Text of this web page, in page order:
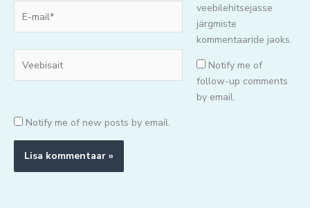
mail*
veebilehitsejasse
järgmiste
kommentaaride jaoks.
Notify me of
follow-up comments
by email.
Notify me of new posts by email.